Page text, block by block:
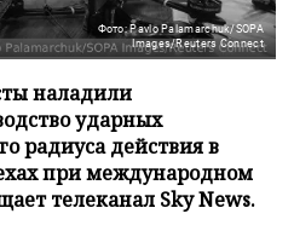
Фото: Pavlo Palamarchuk/SOPA
Images/Reuters Connect
наладили
ударных
радиуса действия в
при международном
телеканал Sky News.